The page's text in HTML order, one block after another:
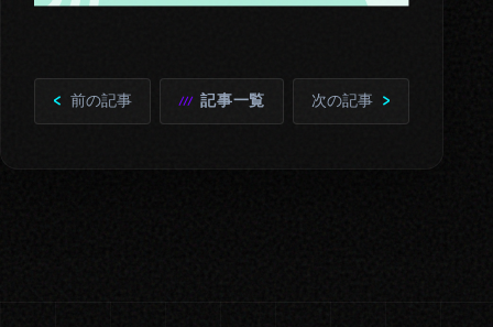
前の記事 記事一覧 次の記事